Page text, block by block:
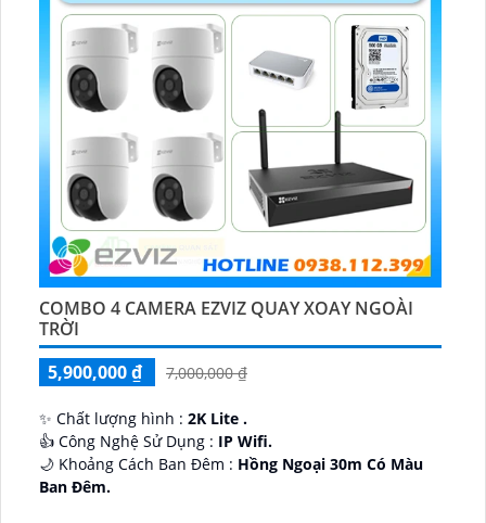
COMBO 4 CAMERA EZVIZ QUAY XOAY NGOÀI
TRỜI
5,900,000 ₫
7,000,000 ₫
✨ Chất lượng hình : 2K Lite .
👍 Công Nghệ Sử Dụng : IP Wifi.
🌙 Khoảng Cách Ban Đêm : Hồng Ngoại 30m Có Màu
Ban Ðêm.